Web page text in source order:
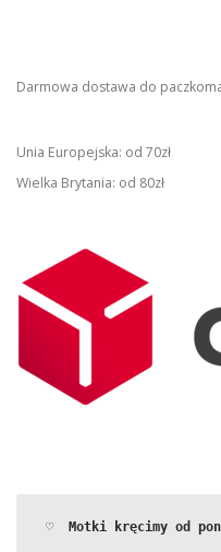
Darmowa dostawa do
Unia Europejska: od 70zł
Wielka Brytania: od 80zł
♡ Motki kręcimy od